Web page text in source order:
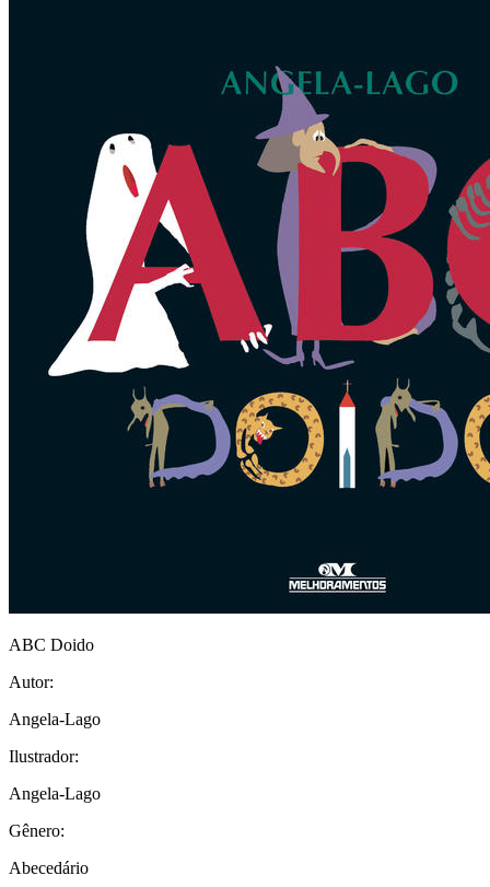
ABC Doido
Autor:
Angela-Lago
Ilustrador:
Angela-Lago
Gênero:
Abecedário